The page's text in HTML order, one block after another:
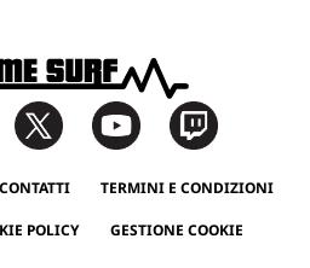
TERMINI E CONDIZIONI
POLICY GESTIONE COOKIE